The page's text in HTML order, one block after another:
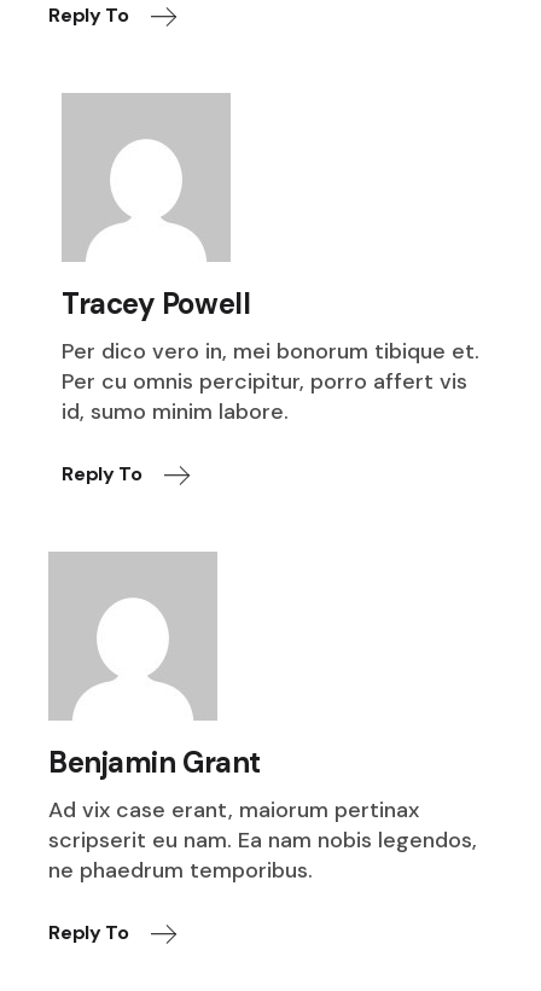
Reply To
Tracey Powell
Per dico vero in, mei bonorum tibique et.
Per cu omnis percipitur, porro affert vis
id, sumo minim labore.
Reply To
Benjamin Grant
Ad vix case erant, maiorum pertinax
scripserit eu nam. Ea nam nobis legendos,
ne phaedrum temporibus.
Reply To